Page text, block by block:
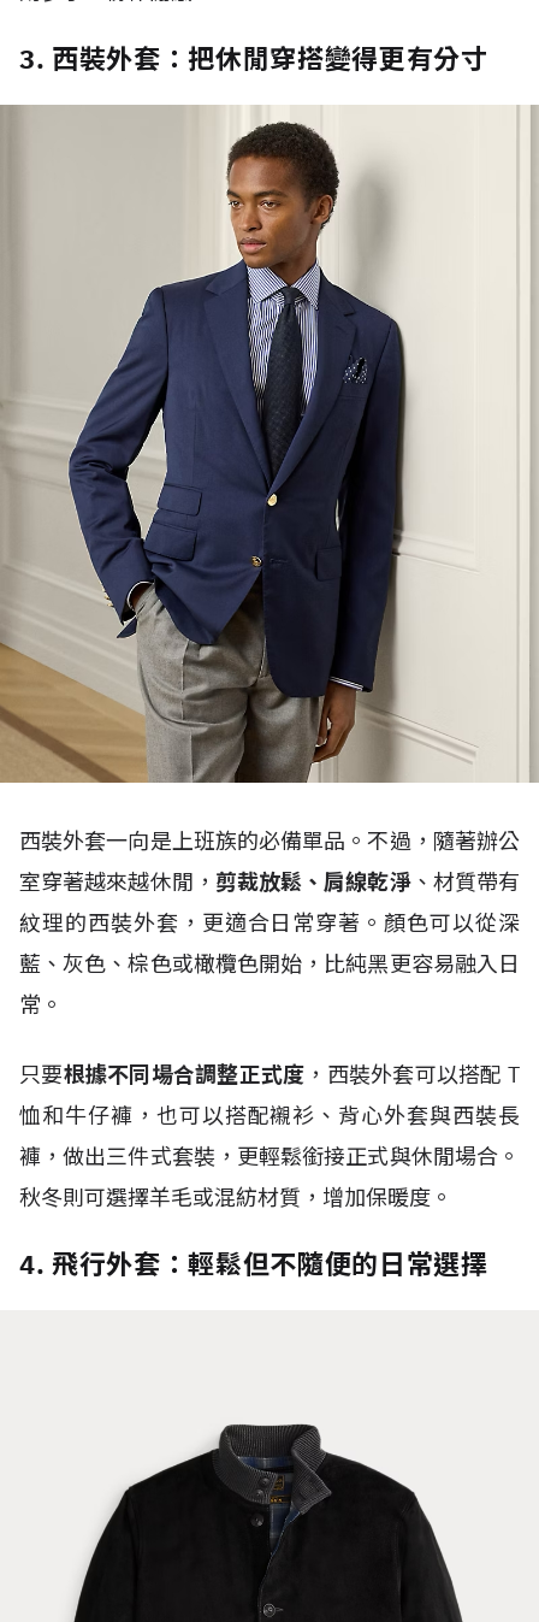
3. 西裝外套：把休閒穿搭變得更有分寸
西裝外套一向是上班族的必備單品。不過，隨著辦公
室穿著越來越休閒， 剪裁放鬆、肩線乾淨、材質帶有
紋理的西裝外套，更適合日常穿著。顏色可以從深
藍、灰色、棕色或橄欖色開始，比純黑更容易融入日
常。
只要根據不同場合調整正式度 ，西裝外套可以搭配 T
恤和牛仔褲，也可以搭配襯衫、背心外套與西裝長
褲，做出三件式套裝，更輕鬆銜接正式與休閒場合。
秋冬則可選擇羊毛或混紡材質，增加保暖度。
4. 飛行外套：輕鬆但不隨便的日常選擇